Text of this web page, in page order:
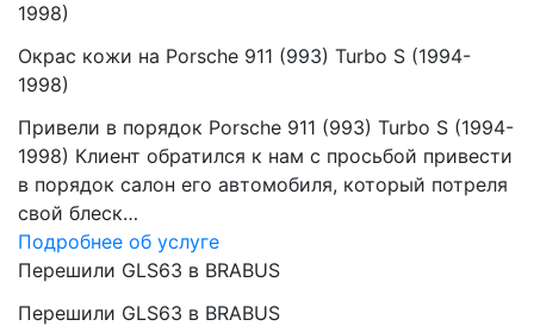
1998)
Окрас кожи на Porsche 911 (993) Turbo S (1994-
1998)
Привели в порядок Porsche 911 (993) Turbo S (1994-
1998) Клиент обратился к нам с просьбой привести
в порядок салон его автомобиля, который потреля
свой блеск…
Подробнее об услуге
Перешили GLS63 в BRABUS
Перешили GLS63 в BRABUS